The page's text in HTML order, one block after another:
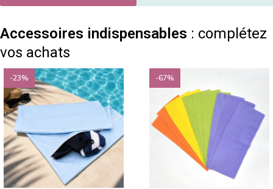
Accessoires indispensables : complétez
vos achats
-23% -67%